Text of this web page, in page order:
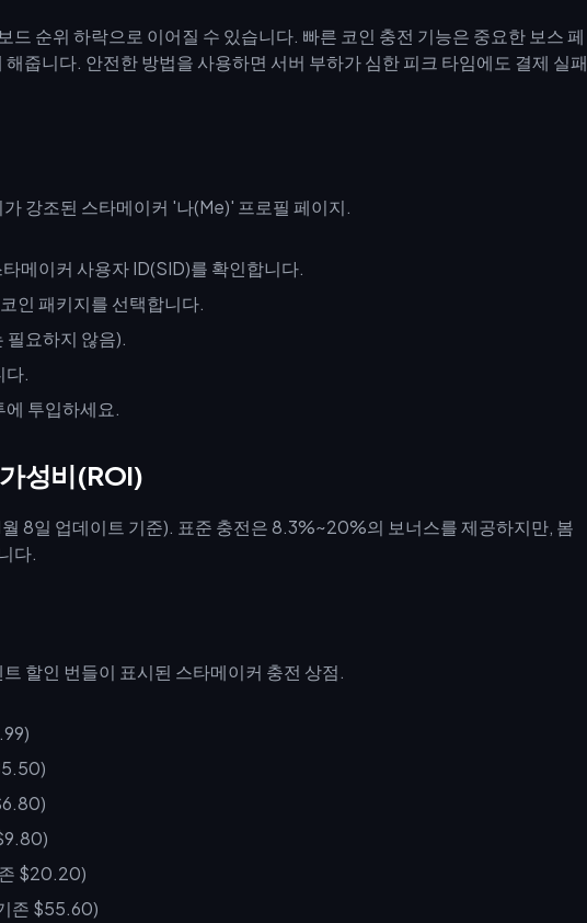
순위 하락으로 이어질 수 있습니다. 빠른 코인 충전 기능은 중요한 보스 페
줍니다. 안전한 방법을 사용하면 서버 부하가 심한 피크 타임에도 결제 실패
메이커 사용자 ID(SID)를 확인합니다.
인 패키지를 선택합니다.
필요하지 않음).
다.
에 투입하세요.
성비(ROI)
8일 업데이트 기준). 표준 충전은 8.3%~20%의 보너스를 제공하지만, 봄
다.
$20.20)
존 $55.60)